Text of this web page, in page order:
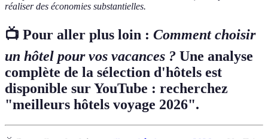
réaliser des économies substantielles.
📺 Pour aller plus loin : Comment choisir
un hôtel pour vos vacances ? Une analyse
complète de la sélection d'hôtels est
disponible sur YouTube : recherchez
"meilleurs hôtels voyage 2026".